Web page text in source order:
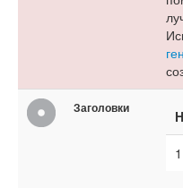
Заголовки
1